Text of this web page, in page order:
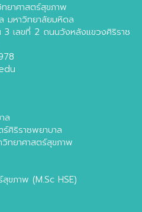
ยาศาสตร์สุขภาพ
มหาวิทยาลัยมหิดล
เลขที่ 2 ถนนวังหลังแขวงศิริราช
ล
ศิริราชพยาบาล
วิทยาศาสตร์สุขภาพ
ขภาพ (M.Sc HSE)